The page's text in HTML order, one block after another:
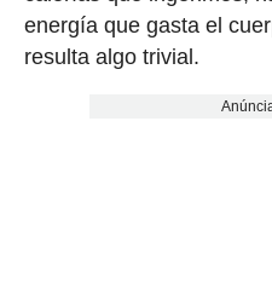
energía que gasta el
resulta algo trivial.